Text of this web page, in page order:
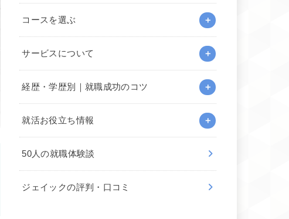
コースを選ぶ
サービスについて
経歴・学歴別｜就職成功のコツ
就活お役立ち情報
50人の就職体験談
ジェイックの評判・口コミ